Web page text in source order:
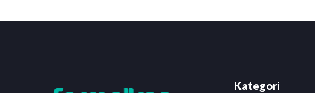
Kategori